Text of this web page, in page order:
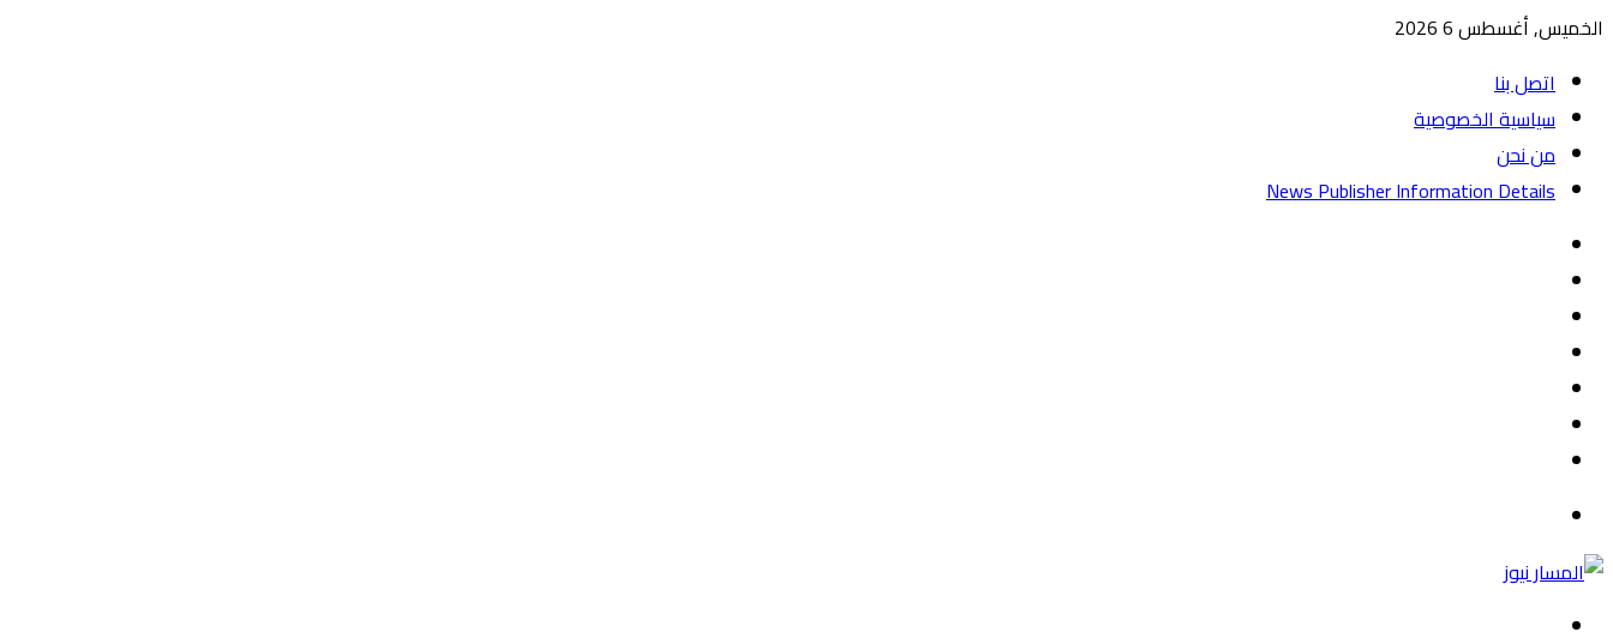
الخميس, أغسطس 6 2026
اتصل بنا
سياسية الخصوصية
من نحن
News Publisher Information Details